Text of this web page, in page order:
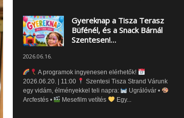
Gyereknap a Tisza Terasz
Büfénél, és a Snack Bárnál
Szentesen!…
2026.06.16.
A programok ingyenesen elérhetők!
2026.06.20. | 11:00
Szentesi Tisza Strand Várunk
egy vidám, élményekkel teli napra:
Ugrálóvár •
Arcfestés •
Mesefilm vetítés Egy...